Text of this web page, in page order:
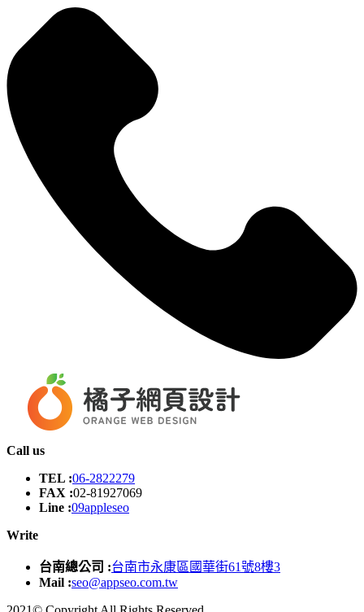
Call us
TEL :06-2822279
FAX :02-81927069
Line :09appleseo
Write
台南總公司 :台南市永康區國華街61號8樓3
Mail :seo@appseo.com.tw